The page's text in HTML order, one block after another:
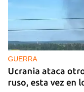
GUERRA
Ucrania ataca
ruso, esta vez en